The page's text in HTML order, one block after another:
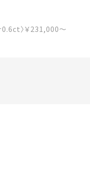
0.6ct〉￥231,000〜